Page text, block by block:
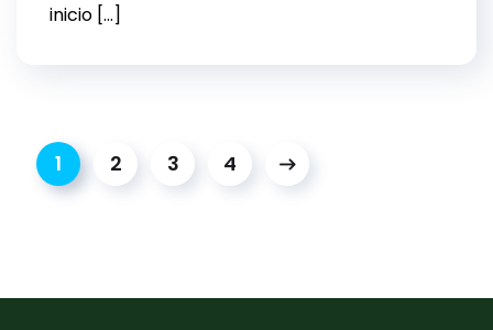
inicio […]
1 2 3 4